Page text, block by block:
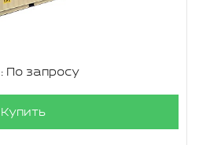
По запросу
Купить